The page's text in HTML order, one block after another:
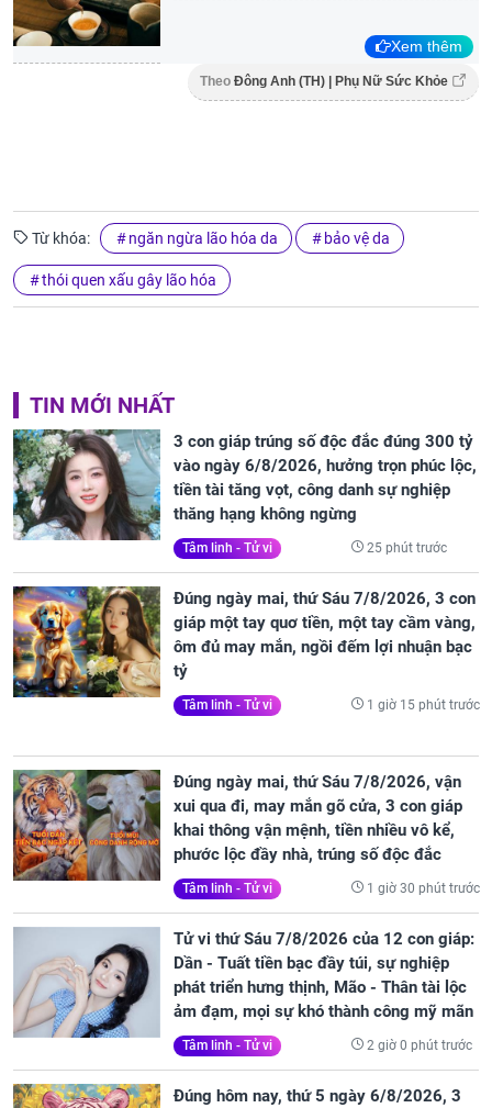
Xem thêm
Theo Đông Anh (TH) | Phụ Nữ Sức Khỏe
Từ khóa: ngăn ngừa lão hóa da bảo vệ da
thói quen xấu gây lão hóa
TIN MỚI NHẤT
3 con giáp trúng số độc đắc đúng 300 tỷ
vào ngày 6/8/2026, hưởng trọn phúc lộc,
tiền tài tăng vọt, công danh sự nghiệp
thăng hạng không ngừng
Tâm linh - Tử vi 25 phút trước
Đúng ngày mai, thứ Sáu 7/8/2026, 3 con
giáp một tay quơ tiền, một tay cầm vàng,
ôm đủ may mắn, ngồi đếm lợi nhuận bạc
tỷ
Tâm linh - Tử vi 1 giờ 15 phút trước
Đúng ngày mai, thứ Sáu 7/8/2026, vận
xui qua đi, may mắn gõ cửa, 3 con giáp
khai thông vận mệnh, tiền nhiều vô kể,
phước lộc đầy nhà, trúng số độc đắc
Tâm linh - Tử vi 1 giờ 30 phút trước
Tử vi thứ Sáu 7/8/2026 của 12 con giáp:
Dần - Tuất tiền bạc đầy túi, sự nghiệp
phát triển hưng thịnh, Mão - Thân tài lộc
ảm đạm, mọi sự khó thành công mỹ mãn
Tâm linh - Tử vi 2 giờ 0 phút trước
Đúng hôm nay, thứ 5 ngày 6/8/2026, 3